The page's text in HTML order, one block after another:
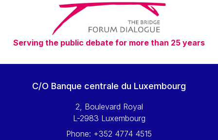
Serving the public debate for more than 25 years
C/O Banque centrale du Luxembourg
2, Boulevard Royal
L-2983 Luxembourg
Phone: +352 4774 4515